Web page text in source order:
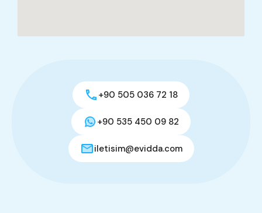
+90 505 036 72 18
+90 535 450 09 82
iletisim@evidda.com